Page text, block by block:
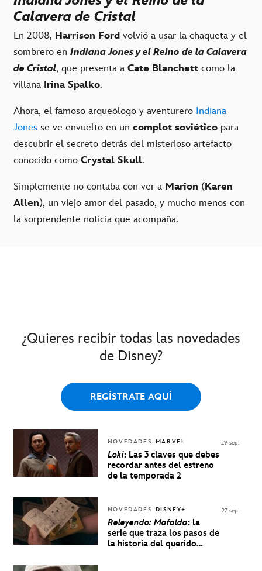
Calavera de Cristal
En 2008, Harrison Ford volvió a usar la chaqueta y el
sombrero en Indiana Jones y el Reino de la Calavera
de Cristal, que presenta a Cate Blanchett como la
villana Irina Spalko.
Ahora, el famoso arqueólogo y aventurero Indiana
Jones se ve envuelto en un complot soviético para
descubrir el secreto detrás del misterioso artefacto
conocido como Crystal Skull.
Simplemente no contaba con ver a Marion (Karen
Allen), un viejo amor del pasado, y mucho menos con
la sorprendente noticia que acompaña.
¿Quieres recibir todas las novedades
de Disney?
REGÍSTRATE AQUÍ
NOVEDADES MARVEL
Loki: Las 3 claves que debes
recordar antes del estreno
de la temporada 2
29 sep.
NOVEDADES DISNEY+
Releyendo: Mafalda: la
serie que traza los pasos de
la historia del querido
27 sep.